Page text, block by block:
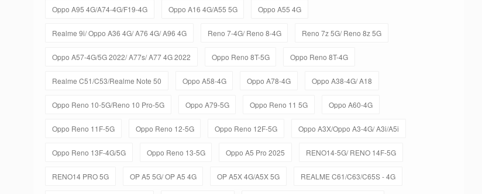
Oppo A95 4G/A74-4G/F19-4G Oppo A16 4G/A55 5G Oppo A55 4G
Realme 9i/ Oppo A36 4G/ A76 4G/ A96 4G Reno 7-4G/ Reno 8-4G Reno 7z 5G/ Reno 8z 5G
Oppo A57-4G/5G 2022/ A77s/ A77 4G 2022 Oppo Reno 8T-5G Oppo Reno 8T-4G
Realme C51/C53/Realme Note 50 Oppo A58-4G Oppo A78-4G Oppo A38-4G/ A18
Oppo Reno 10-5G/Reno 10 Pro-5G Oppo A79-5G Oppo Reno 11 5G Oppo A60-4G
Oppo Reno 11F-5G Oppo Reno 12-5G Oppo Reno 12F-5G Oppo A3X/Oppo A3-4G/ A3i/A5i
Oppo Reno 13F-4G/5G Oppo Reno 13-5G Oppo A5 Pro 2025 RENO14-5G/ RENO 14F-5G
RENO14 PRO 5G OP A5 5G/ OP A5 4G OP A5X 4G/A5X 5G REALME C61/C63/C65S - 4G